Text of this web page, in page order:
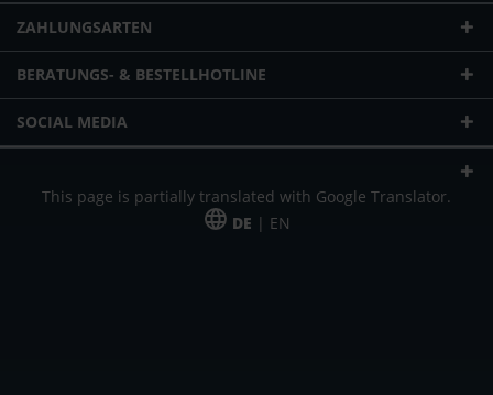
ZAHLUNGSARTEN
BERATUNGS- & BESTELLHOTLINE
SOCIAL MEDIA
This page is partially translated with Google Translator.
DE | EN